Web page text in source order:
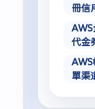
冊信
代金
單渠